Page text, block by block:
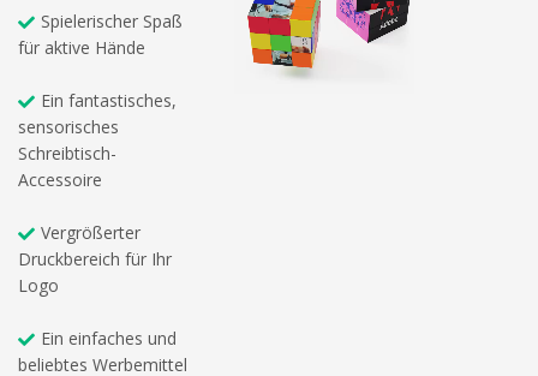
Spielerischer Spaß
für aktive Hände
Ein fantastisches,
sensorisches
Schreibtisch-
Accessoire
Vergrößerter
Druckbereich für Ihr
Logo
Ein einfaches und
beliebtes Werbemittel